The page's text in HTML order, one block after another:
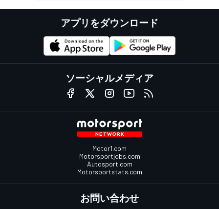
アプリをダウンロード
ソーシャルメディア
Motor1.com
Motorsportjobs.com
Autosport.com
Motorsportstats.com
お問い合わせ